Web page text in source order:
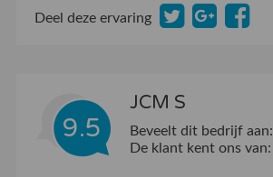
Deel deze ervaring
9.5
JCM S
Beveelt dit bedrijf aan:
De klant kent ons van: